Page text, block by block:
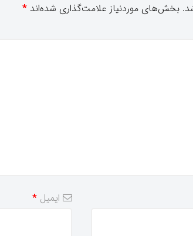
بخش‌های موردنیاز علامت‌گذاری شده‌اند *
ایمیل*